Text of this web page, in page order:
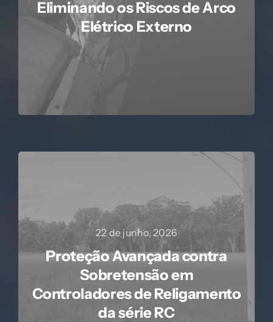
Eliminando os Riscos de Arco
Elétrico Externo
22 de junho, 2026
Proteção Avançada contra
Sobretensão em
Controladores de Religamento
da série RC